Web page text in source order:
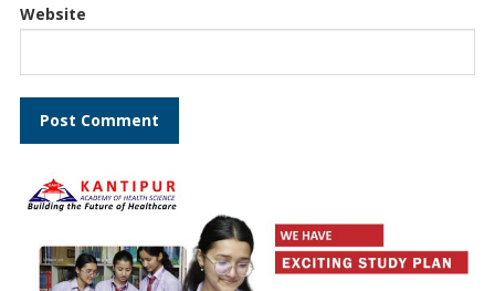
Website